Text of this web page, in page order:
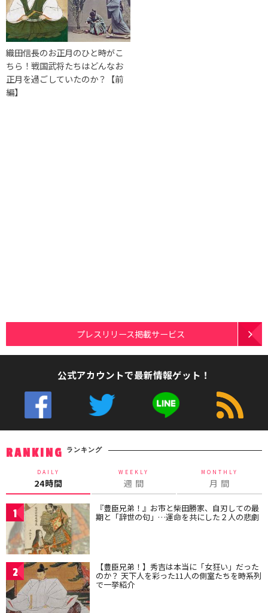
織田信長のお正月のひと時がこ
ちら！戦国武将たちはどんなお
正月を過ごしていたのか？【前
編】
プレスリリース掲載サービス
公式アカウントで最新情報ゲット！
RANKING ランキング
DAILY
24時間
WEEKLY
週 間
MONTHLY
月 間
1 『豊臣兄弟！』お市と柴田勝家、自刃しての最
期と「辞世の句」…運命を共にした２人の悲劇
2 【豊臣兄弟！】秀吉は本当に「女狂い」だった
のか？ 天下人を彩った11人の側室たちを時系列
で一挙紹介